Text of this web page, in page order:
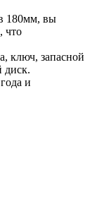
180мм, вы
что
ключ, запасной
диск.
и